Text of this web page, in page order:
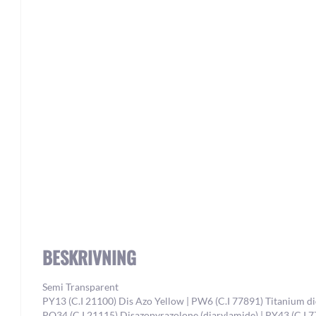
BESKRIVNING
Semi Transparent
PY13 (C.I 21100) Dis Azo Yellow | PW6 (C.I 77891) Titanium